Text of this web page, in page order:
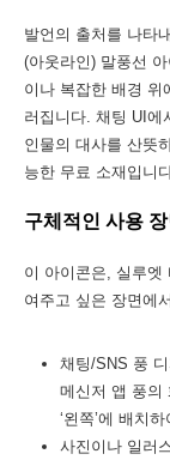
발언의 출처를 나타
(아웃라인) 말풍선
이나 복잡한 배경 위
러집니다. 채팅 UI에
인물의 대사를 산뜻
능한 무료 소재입니
구체적인 사용
이 아이콘은, 실루엣
여주고 싶은 장면에
채팅/SNS 풍
메신저 앱 풍의
‘왼쪽’에 배치
사진이나 일러